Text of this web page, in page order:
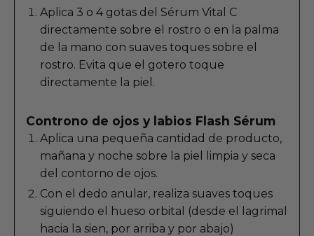
Aplica 3 o 4 gotas del Sérum Vital C
directamente sobre el rostro o en la palma
de la mano con suaves toques sobre el
rostro. Evita que el gotero toque
directamente la piel.
Controno de ojos y labios Flash Sérum
Aplica una pequeña cantidad de producto,
mañana y noche sobre la piel limpia y seca
del contorno de ojos.
Con el dedo anular, realiza suaves toques
siguiendo el hueso orbital (desde el lagrimal
hacia la sien, por arriba y por abajo)